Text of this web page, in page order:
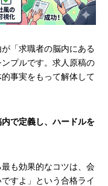
「求職者の脳内にある
プルです。求人原稿の
事実をもって解体して
で定義し、ハードルを
も効果的なコツは、会
すよ」という合格ライ